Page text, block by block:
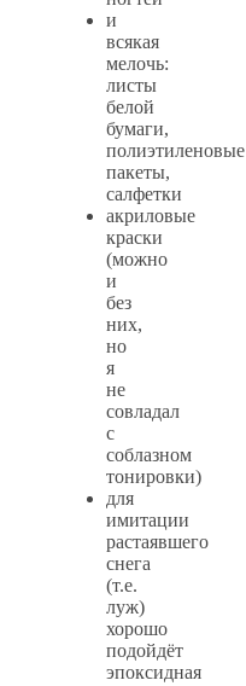
и
всякая
мелочь:
листы
белой
бумаги,
полиэтиленовые
пакеты,
салфетки
акриловые
краски
(можно
и
без
них,
но
я
не
совладал
с
соблазном
тонировки)
для
имитации
растаявшего
снега
(т.е.
луж)
хорошо
подойдёт
эпоксидная